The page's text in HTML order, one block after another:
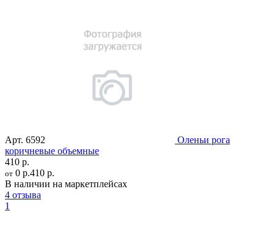
Арт. 6592
Оленьи рога
коричневые объемные
410 р.
от 0 р.410 р.
В наличии на маркетплейсах
4 отзыва
1